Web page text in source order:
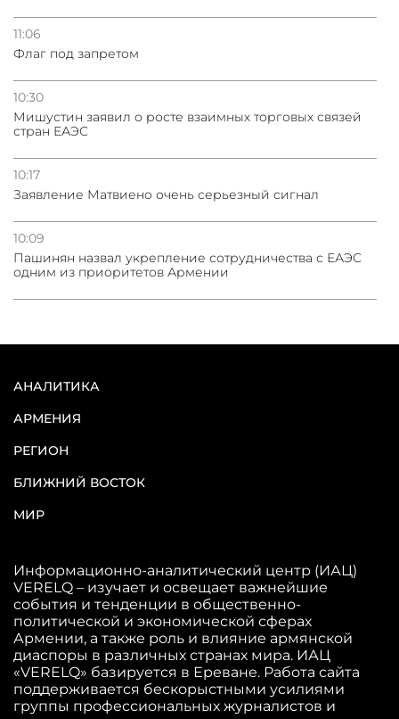
11:06
Флаг под запретом
10:30
Мишустин заявил о росте взаимных торговых связей
стран ЕАЭС
10:17
Заявление Матвиено очень серьезный сигнал
10:09
Пашинян назвал укрепление сотрудничества с ЕАЭС
одним из приоритетов Армении
АНАЛИТИКА
АРМЕНИЯ
РЕГИОН
БЛИЖНИЙ ВОСТОК
МИР
Информационно-аналитический центр (ИАЦ)
VERELQ – изучает и освещает важнейшие
события и тенденции в общественно-
политической и экономической сферах
Армении, а также роль и влияние армянской
диаспоры в различных странах мира. ИАЦ
«VERELQ» базируется в Ереване. Работа сайта
поддерживается бескорыстными усилиями
группы профессиональных журналистов и